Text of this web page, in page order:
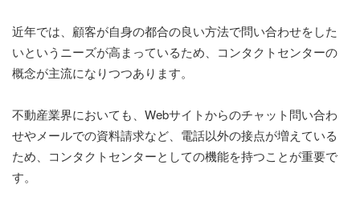
近年では、顧客が自身の都合の良い方法で問い合わせをした
いというニーズが高まっているため、コンタクトセンターの
概念が主流になりつつあります。
不動産業界においても、Webサイトからのチャット問い合わ
せやメールでの資料請求など、電話以外の接点が増えている
ため、コンタクトセンターとしての機能を持つことが重要で
す。